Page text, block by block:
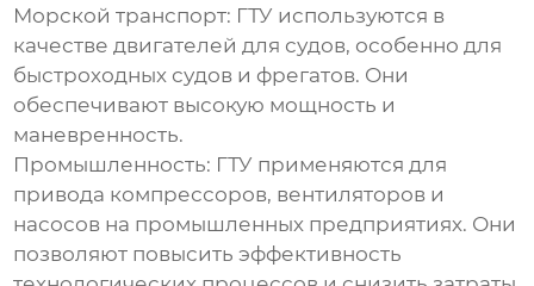
Морской транспорт: ГТУ используются в
качестве двигателей для судов, особенно для
быстроходных судов и фрегатов. Они
обеспечивают высокую мощность и
маневренность.
Промышленность: ГТУ применяются для
привода компрессоров, вентиляторов и
насосов на промышленных предприятиях. Они
позволяют повысить эффективность